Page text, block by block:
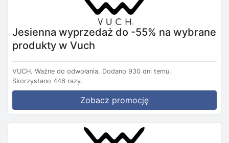
Jesienna wyprzedaż do -55% na wybrane
produkty w Vuch
VUCH. Ważne do odwołania. Dodano 930 dni temu.
Skorzystano 446 razy.
Zobacz promocję